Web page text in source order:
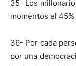
35- Los
momentos el
36- Por cada
por una